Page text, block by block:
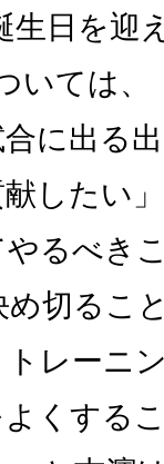
日を迎
いては、
に出る
したい
るべき
切るこ
レーニ
くする